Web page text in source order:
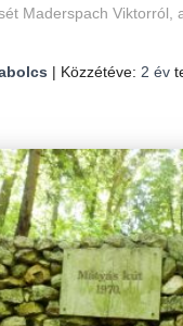
Maderspach Viktorról,
| Közzétéve: 2 év